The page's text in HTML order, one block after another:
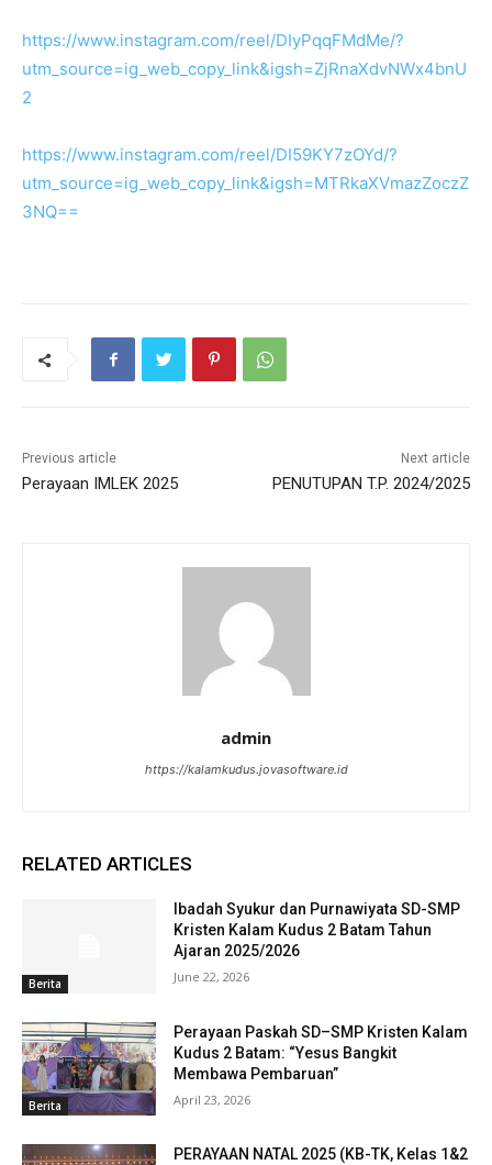
https://www.instagram.com/reel/DIyPqqFMdMe/?
utm_source=ig_web_copy_link&igsh=ZjRnaXdvNWx4bnU
2
https://www.instagram.com/reel/DI59KY7zOYd/?
utm_source=ig_web_copy_link&igsh=MTRkaXVmazZoczZ
3NQ==
Previous article
Perayaan IMLEK 2025
Next article
PENUTUPAN T.P. 2024/2025
admin
https://kalamkudus.jovasoftware.id
RELATED ARTICLES
Berita
Ibadah Syukur dan Purnawiyata SD-SMP
Kristen Kalam Kudus 2 Batam Tahun
Ajaran 2025/2026
June 22, 2026
Berita
Perayaan Paskah SD–SMP Kristen Kalam
Kudus 2 Batam: “Yesus Bangkit
Membawa Pembaruan”
April 23, 2026
PERAYAAN NATAL 2025 (KB-TK, Kelas 1&2